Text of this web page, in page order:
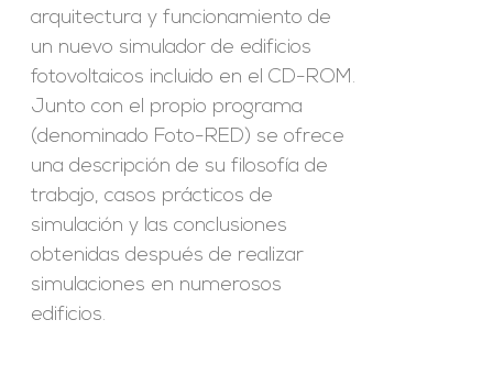
arquitectura y funcionamiento de
un nuevo simulador de edificios
fotovoltaicos incluido en el CD-ROM.
Junto con el propio programa
(denominado Foto-RED) se ofrece
una descripción de su filosofía de
trabajo, casos prácticos de
simulación y las conclusiones
obtenidas después de realizar
simulaciones en numerosos
edificios.